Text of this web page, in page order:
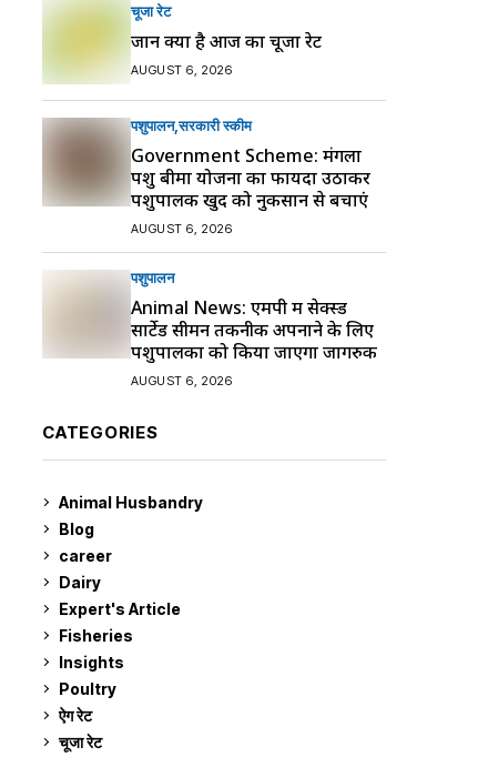
चूजा रेट
जानें क्या है आज का चूजा रेट
AUGUST 6, 2026
पशुपालन सरकारी स्की‍म
Government Scheme: मंगला
पशु बीमा योजना का फायदा उठाकर
पशुपालक खुद को नुकसान से बचाएं
AUGUST 6, 2026
पशुपालन
Animal News: एमपी में सेक्स्ड
सार्टेड सीमन तकनीक अपनाने के लिए
पशुपालकों को किया जाएगा जागरुक
AUGUST 6, 2026
CATEGORIES
Animal Husbandry
Blog
career
Dairy
Expert's Article
Fisheries
Insights
Poultry
ऐग रेट
चूजा रेट